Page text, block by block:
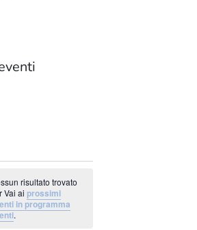
risultato trovato
Vai aiprossimi
in programma
.